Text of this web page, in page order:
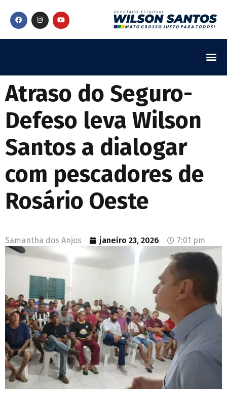
Atraso do Seguro-
Defeso leva Wilson
Santos a dialogar
com pescadores de
Rosário Oeste
Samantha dos Anjos janeiro 23, 2026 7:01 pm